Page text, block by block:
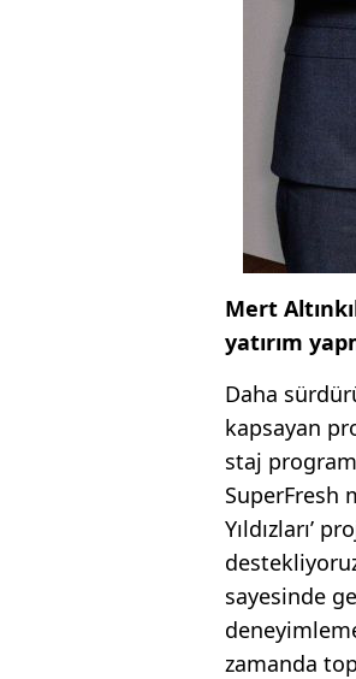
Mert
yatırım
Daha
kapsayan
staj
SuperFresh
Yıldızları’
sayesinde
zamanda